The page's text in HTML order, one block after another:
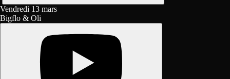
Vendredi 13 mars
Bigflo & Oli